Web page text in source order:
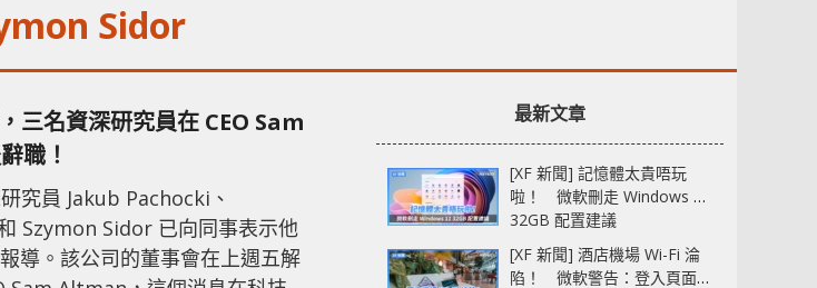
Sidor
三名資深研究員在 CEO Sam
職！
究員 Jakub Pachocki、
Szymon Sidor 已向同事表示他
導。該公司的董事會在上週五解
最新文章
[XF 新聞] 記憶體太貴唔玩
啦！ 微軟刪走 Windows 11
32GB 配置建議
[XF 新聞] 酒店機場 Wi-Fi 淪
陷！ 微軟警告：登入頁面可